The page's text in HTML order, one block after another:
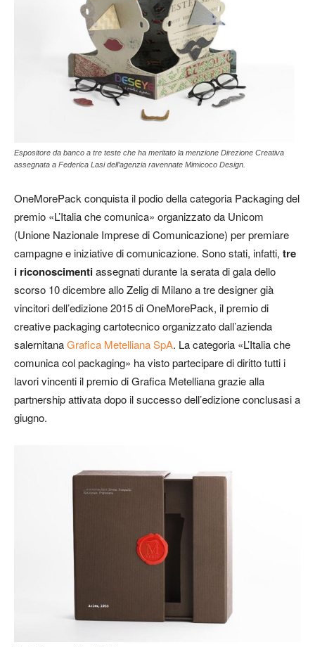
Espositore da banco a tre teste che ha meritato la menzione Direzione Creativa
assegnata a Federica Lasi dell’agenzia ravennate Mimicoco Design.
OneMorePack conquista il podio della categoria Packaging del
premio «L’Italia che comunica» organizzato da Unicom
(Unione Nazionale Imprese di Comunicazione) per premiare
campagne e iniziative di comunicazione. Sono stati, infatti, tre
i riconoscimentiassegnati durante la serata di gala dello
scorso 10 dicembre allo Zelig di Milano a tre designer già
vincitori dell’edizione 2015 di OneMorePack, il premio di
creative packaging cartotecnico organizzato dall’azienda
salernitanaGrafica Metelliana SpA. La categoria «L’Italia che
comunica col packaging» ha visto partecipare di diritto tutti i
lavori vincenti il premio di Grafica Metelliana grazie alla
partnership attivata dopo il successo dell’edizione conclusasi a
giugno.